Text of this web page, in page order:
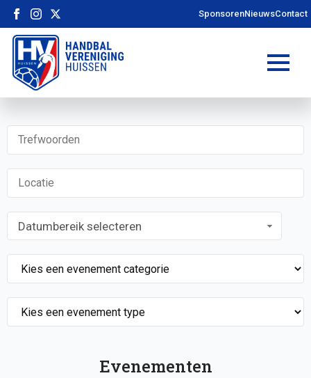
SponsorenNieuwsContact
Datumbereik selecteren
Evenementen